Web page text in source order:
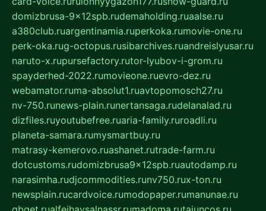
domizbrusa-9x12spb.rudemaholding.ruaalse.ru
a380club.ruargentinamia.ruperkoka.rumovie-one.ru
perk-oka.rug-octopus.rusibarchives.ruandreislyusar.ru
naruto-x.rupursefactory.rutor-lyubov-i-grom.ru
spayderhed-2022.rumovieone.ruevro-dez.ru
webamator.ruma-absolut1.ruavtopomosch27.ru
nv-750.runews-plain.runertansaga.rudelanalad.ru
dizfiles.ruyoutubefree.ruaria-family.ruroadli.ru
planeta-samara.rumysmartbuy.ru
matrasy-kemerovo.ruashanet.rutrade-farm.ru
dotcustoms.rudomizbrusa9x12spb.ruautodamp.ru
narasimha.rudjcommodities.runv750.rux-ton.ru
newsplain.rucardvoice.rumodopaper.rumanunae.ru